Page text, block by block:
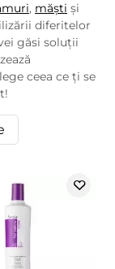
, măști și
diferitelor
găsi soluții
ceea ce ți se